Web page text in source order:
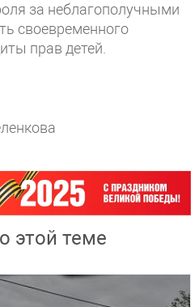
за неблагополучными
своевременного
прав детей.
этой теме